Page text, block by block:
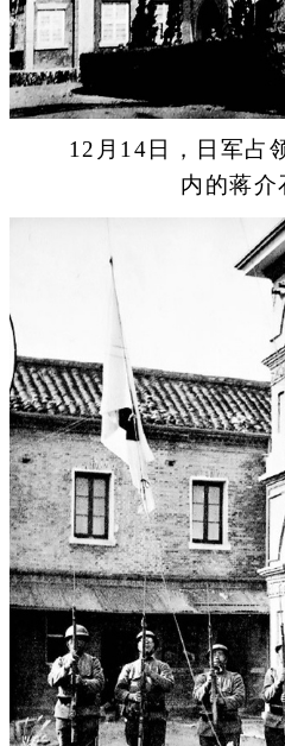
12月14日，日军占领
内的蒋介